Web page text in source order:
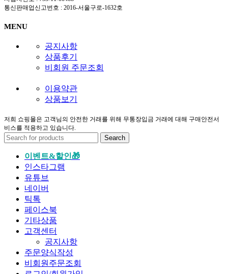
통신판매업신고번호 : 2016-서울구로-1632호
MENU
공지사항
상품후기
비회원 주문조회
이용약관
상품보기
저희 쇼핑몰은 고객님의 안전한 거래를 위해 무통장입금 거래에 대해 구매안전서
비스를 적용하고 있습니다.
Search
이벤트&할인🎁
인스타그램
유튜브
네이버
틱톡
페이스북
기타상품
고객센터
공지사항
주문양식작성
비회원주문조회